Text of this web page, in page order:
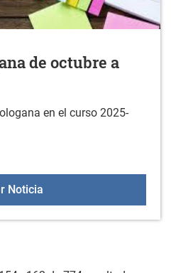
de octubre a
en el curso 2025-
NoticiaHorario de Sologana de